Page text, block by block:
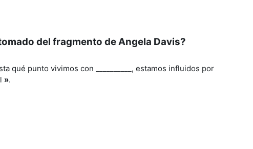
del fragmento de Angela Davis?
qué punto vivimos con __________, estamos influidos por
».